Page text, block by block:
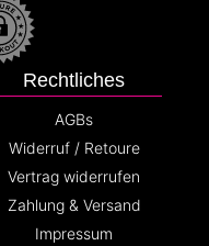
Rechtliches
AGBs
Widerruf / Retoure
Vertrag widerrufen
Zahlung & Versand
Impressum